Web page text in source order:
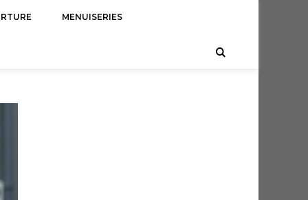
MENUISERIES